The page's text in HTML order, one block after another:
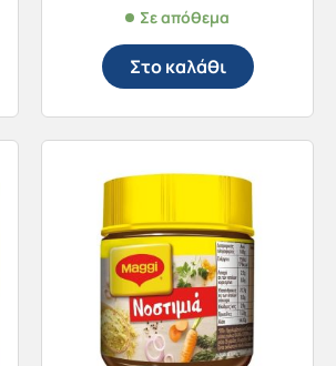
Σε απόθεμα
Στο καλάθι